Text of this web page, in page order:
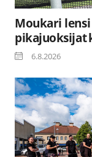
Moukari lensi
pikajuoksijat
6.8.2026